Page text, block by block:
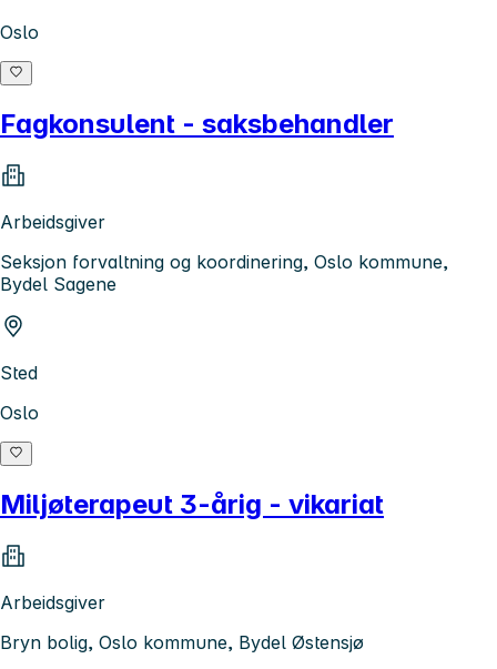
Oslo
Fagkonsulent - saksbehandler
Arbeidsgiver
Seksjon forvaltning og koordinering, Oslo kommune,
Bydel Sagene
Sted
Oslo
Miljøterapeut 3-årig - vikariat
Arbeidsgiver
Bryn bolig, Oslo kommune, Bydel Østensjø